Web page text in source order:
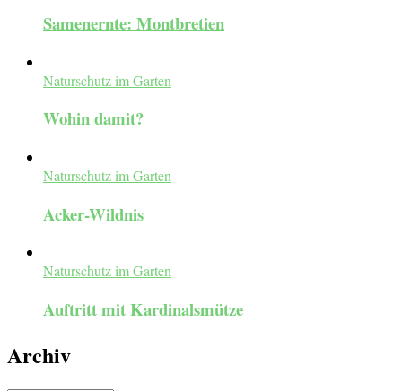
Samenernte: Montbretien
Naturschutz im Garten
Wohin damit?
Naturschutz im Garten
Acker-Wildnis
Naturschutz im Garten
Auftritt mit Kardinalsmütze
Archiv